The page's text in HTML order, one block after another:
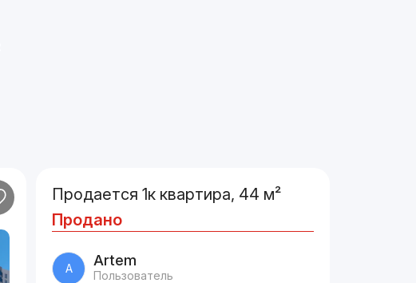
Продается 1к квартира, 44 м²
Продано
A Artem
Пользователь